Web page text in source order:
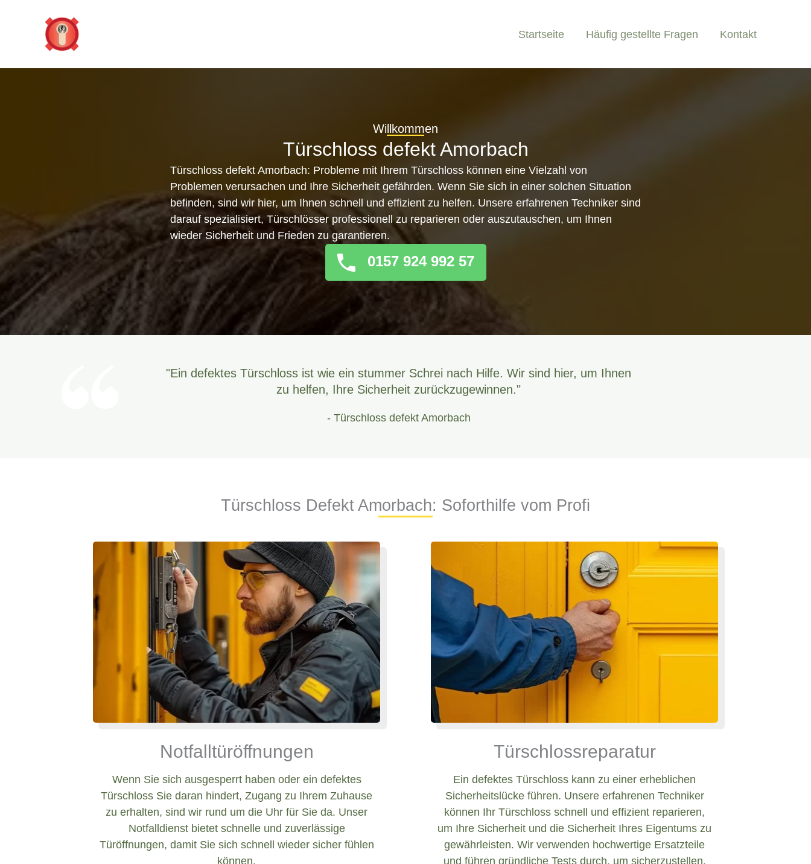
Startseite Häufig gestellte Fragen Kontakt
Willkommen
Türschloss defekt Amorbach
Türschloss defekt Amorbach: Probleme mit Ihrem Türschloss können eine Vielzahl von
Problemen verursachen und Ihre Sicherheit gefährden. Wenn Sie sich in einer solchen Situation
befinden, sind wir hier, um Ihnen schnell und effizient zu helfen. Unsere erfahrenen Techniker sind
darauf spezialisiert, Türschlösser professionell zu reparieren oder auszutauschen, um Ihnen
wieder Sicherheit und Frieden zu garantieren.
0157 924 992 57
"Ein defektes Türschloss ist wie ein stummer Schrei nach Hilfe. Wir sind hier, um Ihnen
zu helfen, Ihre Sicherheit zurückzugewinnen."
- Türschloss defekt Amorbach
Türschloss Defekt Amorbach: Soforthilfe vom Profi
Notfalltüröffnungen
Wenn Sie sich ausgesperrt haben oder ein defektes
Türschloss Sie daran hindert, Zugang zu Ihrem Zuhause
zu erhalten, sind wir rund um die Uhr für Sie da. Unser
Notfalldienst bietet schnelle und zuverlässige
Türöffnungen, damit Sie sich schnell wieder sicher fühlen
können.
Türschlossreparatur
Ein defektes Türschloss kann zu einer erheblichen
Sicherheitslücke führen. Unsere erfahrenen Techniker
können Ihr Türschloss schnell und effizient reparieren,
um Ihre Sicherheit und die Sicherheit Ihres Eigentums zu
gewährleisten. Wir verwenden hochwertige Ersatzteile
und führen gründliche Tests durch, um sicherzustellen,